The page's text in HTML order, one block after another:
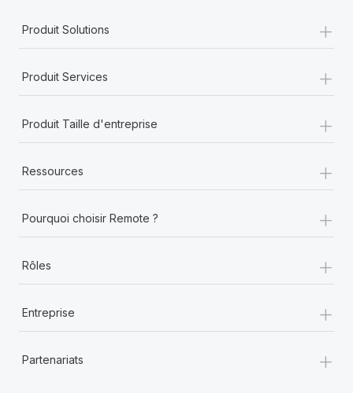
Produit Solutions +
Produit Services +
Produit Taille d'entreprise +
Ressources +
Pourquoi choisir Remote ? +
Rôles +
Entreprise +
Partenariats +